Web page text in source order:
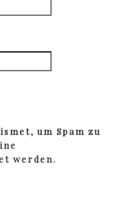
um Spam zu
werden.